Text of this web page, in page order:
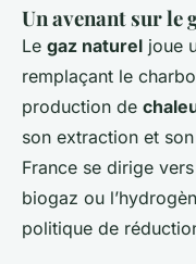
Un avenant sur le
Le gaz naturel joue
remplaçant le
production de
son extraction et
France se dirige
biogaz ou
politique de